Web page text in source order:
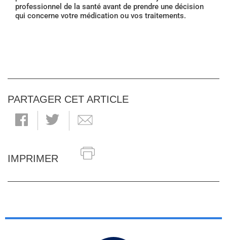
professionnel de la santé avant de prendre une décision
qui concerne votre médication ou vos traitements.
PARTAGER CET ARTICLE
IMPRIMER